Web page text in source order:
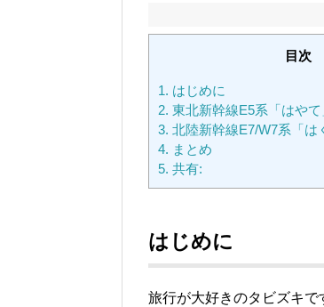
目次
1. はじめに
2. 東北新幹線E5系「はや
3. 北陸新幹線E7/W7系「は
4. まとめ
5. 共有:
はじめに
旅行が大好きのタビズキで